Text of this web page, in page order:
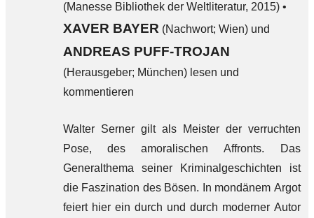
(Manesse Bibliothek der Weltliteratur, 2015) •
XAVER BAYER (Nachwort; Wien) und
ANDREAS PUFF-TROJAN
(Herausgeber; München) lesen und
kommentieren
Walter Serner gilt als Meister der verruchten
Pose, des amoralischen Affronts. Das
Generalthema seiner Kriminalgeschichten ist
die Faszination des Bösen. In mondänem Argot
feiert hier ein durch und durch moderner Autor